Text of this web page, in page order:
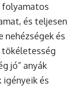
folyamatos
és teljesen
nehézségek és
tökéletesség
jó” anyák
igényeik és